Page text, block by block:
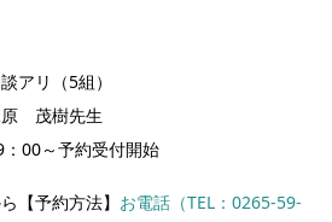
アリ（5組）
原 茂樹先生
：00～予約受付開始
【予約方法】 お電話（TEL：0265-59-